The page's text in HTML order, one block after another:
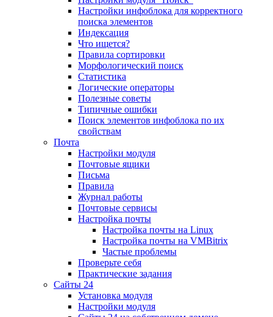
Настройки инфоблока для корректного
поиска элементов
Индексация
Что ищется?
Правила сортировки
Морфологический поиск
Статистика
Логические операторы
Полезные советы
Типичные ошибки
Поиск элементов инфоблока по их
свойствам
Почта
Настройки модуля
Почтовые ящики
Письма
Правила
Журнал работы
Почтовые сервисы
Настройка почты
Настройка почты на Linux
Настройка почты на VMBitrix
Частые проблемы
Проверьте себя
Практические задания
Сайты 24
Установка модуля
Настройки модуля